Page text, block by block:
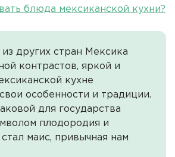
блюда мексиканской кухни?
других стран Мексика
контрастов, яркой и
кухне
особенности и традиции.
для государства
плодородия и
маис, привычная нам